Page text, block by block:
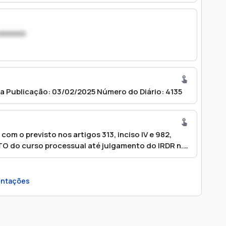
03/02/2025 Número do Diário: 4135
o previsto nos artigos 313, inciso IV e 982,
do curso processual até julgamento do IRDR n.
por decisão monicrática do Ministro João
75051.Em caso de eventual levantamento da